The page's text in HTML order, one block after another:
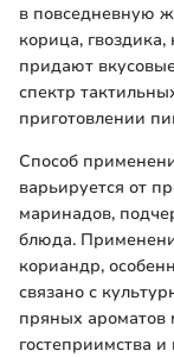
в повседневную
корица,
придают
спектр
приготовлении
Способ
варьируется от
маринадов,
блюда.
кориандр,
связано с
пряных ароматов
гостеприимства